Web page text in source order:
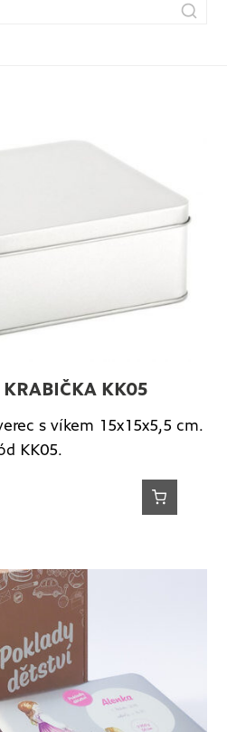
KRABIČKA KK05
s víkem 15x15x5,5 cm.
KK05.